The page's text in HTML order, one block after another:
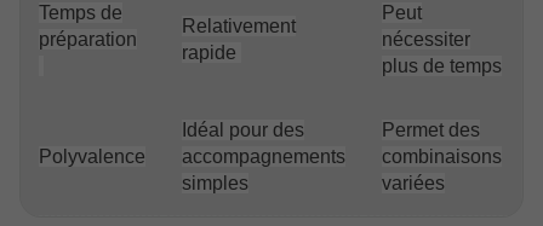
Temps de
préparation
Relativement
rapide
Peut
nécessiter
plus de temps
Polyvalence
Idéal pour des
accompagnements
simples
Permet des
combinaisons
variées